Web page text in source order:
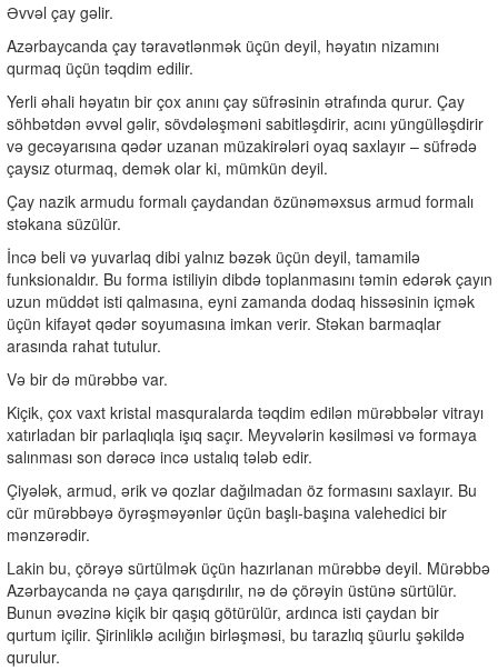
Əvvəl çay gəlir.
Azərbaycanda çay təravətlənmək üçün deyil, həyatın nizamını
qurmaq üçün təqdim edilir.
Yerli əhali həyatın bir çox anını çay süfrəsinin ətrafında qurur. Çay
söhbətdən əvvəl gəlir, sövdələşməni sabitləşdirir, acını yüngülləşdirir
və gecəyarısına qədər uzanan müzakirələri oyaq saxlayır – süfrədə
çaysız oturmaq, demək olar ki, mümkün deyil.
Çay nazik armudu formalı çaydandan özünəməxsus armud formalı
stəkana süzülür.
İncə beli və yuvarlaq dibi yalnız bəzək üçün deyil, tamamilə
funksionaldır. Bu forma istiliyin dibdə toplanmasını təmin edərək çayın
uzun müddət isti qalmasına, eyni zamanda dodaq hissəsinin içmək
üçün kifayət qədər soyumasına imkan verir. Stəkan barmaqlar
arasında rahat tutulur.
Və bir də mürəbbə var.
Kiçik, çox vaxt kristal masquralarda təqdim edilən mürəbbələr vitrayı
xatırladan bir parlaqlıqla işıq saçır. Meyvələrin kəsilməsi və formaya
salınması son dərəcə incə ustalıq tələb edir.
Çiyələk, armud, ərik və qozlar dağılmadan öz formasını saxlayır. Bu
cür mürəbbəyə öyrəşməyənlər üçün başlı-başına valehedici bir
mənzərədir.
Lakin bu, çörəyə sürtülmək üçün hazırlanan mürəbbə deyil. Mürəbbə
Azərbaycanda nə çaya qarışdırılır, nə də çörəyin üstünə sürtülür.
Bunun əvəzinə kiçik bir qaşıq götürülür, ardınca isti çaydan bir
qurtum içilir. Şirinliklə acılığın birləşməsi, bu tarazlıq şüurlu şəkildə
qurulur.